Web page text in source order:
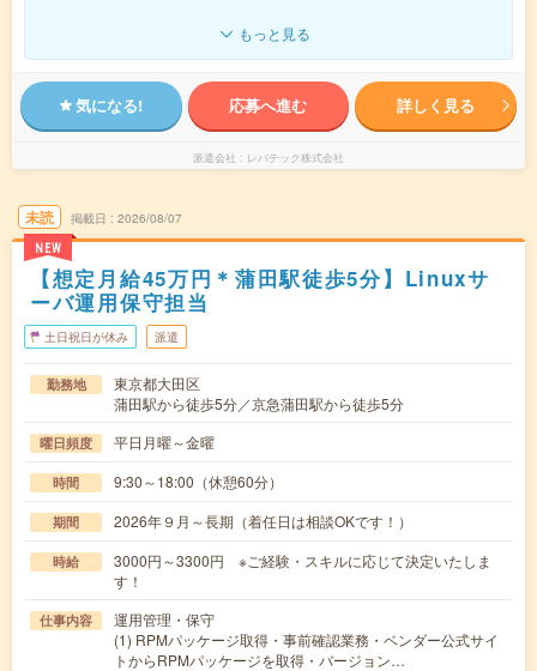
もっと見る
気になる! 応募へ進む 詳しく見る
派遣会社 レバテック株式会社
未読
NEW
掲載日 2026/08/07
【想定月給45万円＊蒲田駅徒歩5分】Linuxサ
ーバ運用保守担当
土日祝日が休み 派遣
勤務地
東京都大田区
蒲田駅から徒歩5分／京急蒲田駅から徒歩5分
曜日頻度 平日月曜～金曜
時間 9:30～18:00（休憩60分）
期間 2026年９月～長期（着任日は相談OKです！）
時給
3000円～3300円 ※ご経験・スキルに応じて決定いたしま
す！
仕事内容
運用管理・保守
(1) RPMパッケージ取得・事前確認業務・ベンダー公式サイ
トからRPMパッケージを取得・バージョン…